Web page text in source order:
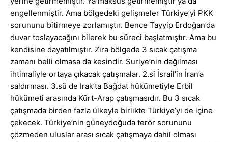
engellenmiştir. Ama bölgedeki gelişmeler Türkiye’yi PKK
sorununu bitirmeye zorlamıştır. Bence Tayyip Erdoğan’da
duvar toslayacağını bilerek bu süreci başlatmıştır. Ama bu
kendisine dayatılmıştır. Zira bölgede 3 sıcak çatışma
zamanı belli olmasa da kesindir. Suriye’nin dağılması
ihtimaliyle ortaya çıkacak çatışmalar. 2.si İsrail’in İran’a
saldırması. 3.sü de Irak’ta Bağdat hükümetiyle Erbil
hükümeti arasında Kürt-Arap çatışmasıdır. Bu 3 sıcak
çatışmada birden fazla ülkeyle birlikte Türkiye’yi de içine
çekecek. Türkiye’nin güneydoğuda terör sorununu
çözmeden uluslar arası sıcak çatışmaya dahil olması